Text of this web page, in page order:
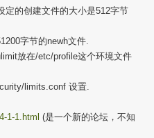
定的创建文件的大小是512字节
字节的newh文件.
放在/etc/profile这个环境文件
limits.conf 设置.
1-1.html (是一个新的论坛，不知